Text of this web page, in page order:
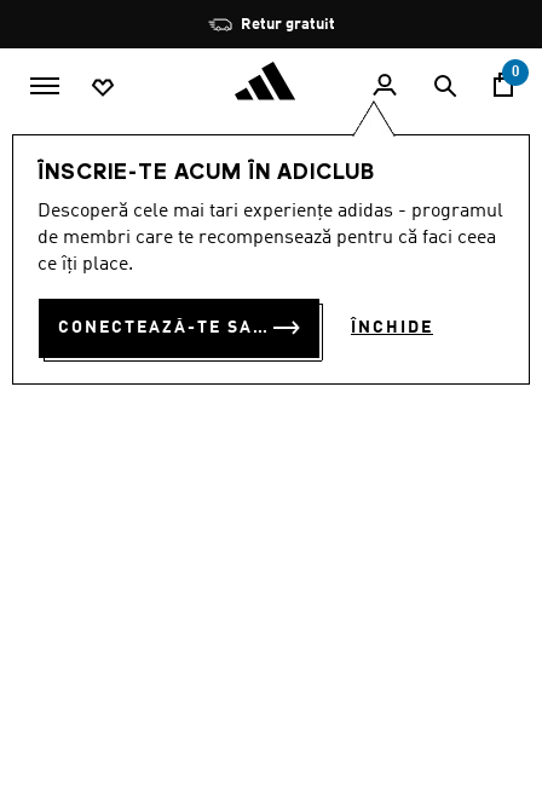
Oprește
rotația
Retur gratuit
0
ÎNSCRIE-TE ACUM ÎN ADICLUB
Descoperă cele mai tari experiențe adidas - programul
de membri care te recompensează pentru că faci ceea
ce îți place.
CONECTEAZĂ-TE SAU ÎNSCRIE-TE ACUM ÎNCHIDE
MĂRCI Încălţăminte
PANTOFI BUSENITZ VULC II
RON 400.00